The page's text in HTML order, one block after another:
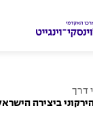
דרך
ביצירה